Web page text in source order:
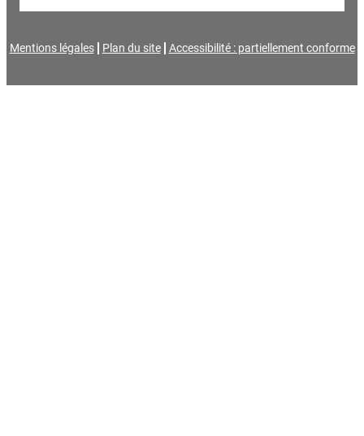
Mentions légales Plan du site Accessibilité : partiellement conforme